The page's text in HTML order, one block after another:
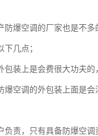
爆空调的厂家也是不
几点；
装上是会费很大功夫
空调的外包装上面是
责，只有具备防爆空